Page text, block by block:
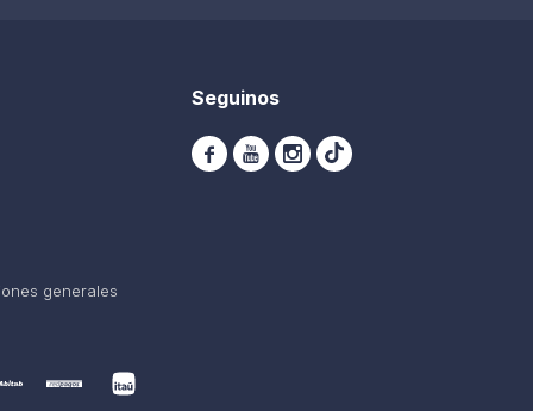
generales
Seguinos
  